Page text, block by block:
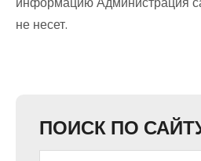
не несет.
ПОИСК ПО